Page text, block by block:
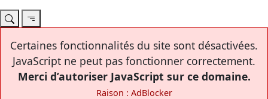
Certaines fonctionnalités du site sont désactivées.
JavaScript ne peut pas fonctionner correctement.
Merci d’autoriser JavaScript sur ce domaine.
Raison : AdBlocker